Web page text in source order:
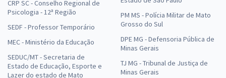
CRP SC - Conselho Regional de
Psicologia - 12ª Região
SEDF - Professor Temporário
MEC - Ministério da Educação
SEDUC/MT - Secretaria de
Estado de Educação, Esporte e
Lazer do estado de Mato
PM MS - Polícia Militar de Mato
Grosso do Sul
DPE MG - Defensoria Pública de
Minas Gerais
TJ MG - Tribunal de Justiça de
Minas Gerais